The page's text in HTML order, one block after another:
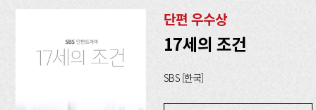
단편 우수상
17세의 조건
SBS [한국]